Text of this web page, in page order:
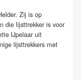
Zij is op
die lijsttrekker is voor
IJpelaar uit
lijsttrekkers met